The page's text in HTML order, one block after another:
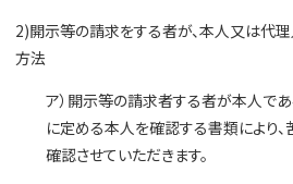
2)開示等の請求をする者が、本人又は代
方法
ア）開示等の請求者する者が本人で
に定める本人を確認する書類により
確認させていただきます。